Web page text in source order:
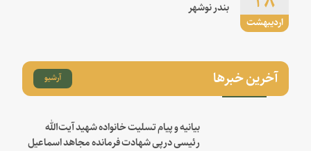
اردیبهشت
بندر نوشهر
آخرین خبرها آرشیو
بیانیه و پیام تسلیت خانواده شهید آیت‌الله
رئیسی درپی شهادت فرمانده مجاهد اسماعیل